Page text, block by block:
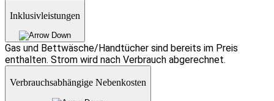
Inklusivleistungen
Gas und Bettwäsche/Handtücher sind bereits im Preis
enthalten. Strom wird nach Verbrauch abgerechnet.
Verbrauchsabhängige Nebenkosten